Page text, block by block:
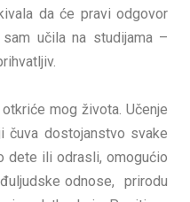
da će pravi odgovor
učila na studijama –
mog života. Učenje
čuva dostojanstvo svake
dete ili odrasli, omogućio
odnose, prirodu